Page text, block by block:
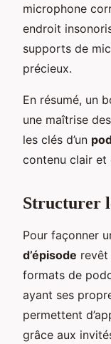
microphone
endroit
supports de
précieux.
En résumé, un
une maîtrise des
les clés d’un
contenu clair et
Structurer
Pour façonner
d’épisode
formats de
ayant ses
permettent
grâce aux